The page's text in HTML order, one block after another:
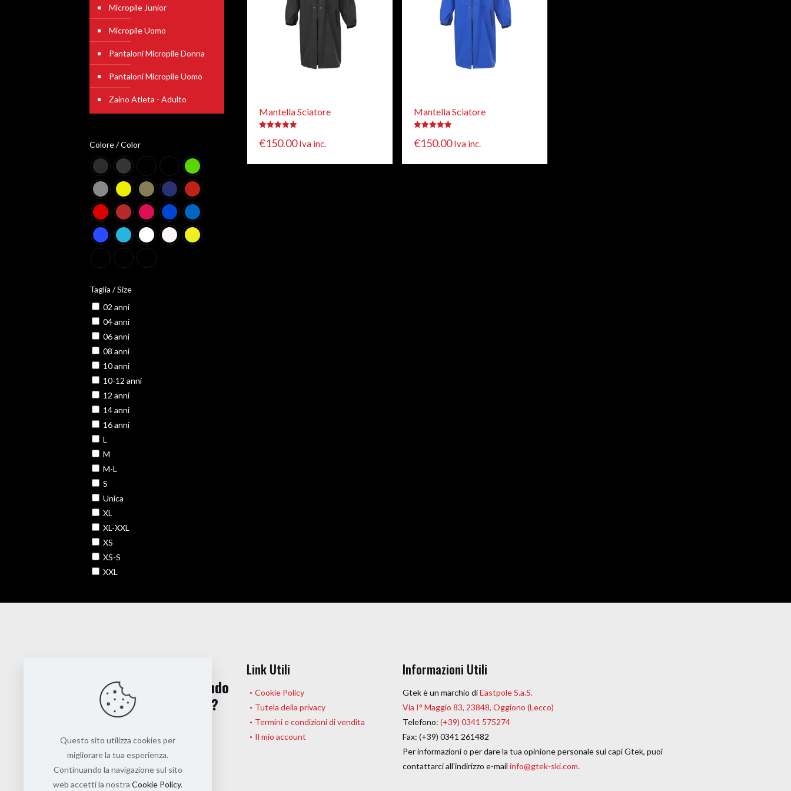
Mantella Sciatore
5.00
su 5
€150.00 Iva inc.
Mantella Sciatore
5.00
su 5
€150.00 Iva inc.
Micropile Junior
Micropile Uomo
Pantaloni Micropile Donna
Pantaloni Micropile Uomo
Zaino Atleta - Adulto
Colore / Color
Taglia / Size
02 anni
04 anni
06 anni
08 anni
10 anni
10-12 anni
12 anni
14 anni
16 anni
L
M
M-L
S
Unica
XL
XL-XXL
XS
XS-S
XXL
O magari stai pensando
a una collaborazione?
Contattaci
Link Utili
Cookie Policy
Tutela della privacy
Termini e condizioni di vendita
Il mio account
Informazioni Utili
Gtek è un marchio diEastpole S.a.S.
Via I° Maggio 83, 23848, Oggiono (Lecco)
Telefono: (+39) 0341 575274
Fax: (+39) 0341 261482
Per informazioni o per dare la tua opinione personale sui capi Gtek, puoi
contattarci all'indirizzo e-mail info@gtek-ski.com.
Questo sito utilizza cookies per
migliorare la tua esperienza.
Continuando la navigazione sul sito
web accetti la nostra Cookie Policy.